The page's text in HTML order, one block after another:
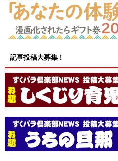
記事投稿大募集！